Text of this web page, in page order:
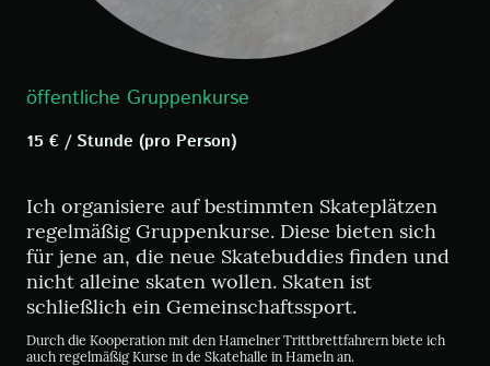
öffentliche Gruppenkurse
15 € / Stunde (pro Person)
Ich organisiere auf bestimmten Skateplätzen
regelmäßig Gruppenkurse. Diese bieten sich
für jene an, die neue Skatebuddies finden und
nicht alleine skaten wollen. Skaten ist
schließlich ein Gemeinschaftssport.
Durch die Kooperation mit den Hamelner Trittbrettfahrern biete ich
auch regelmäßig Kurse in de Skatehalle in Hameln an.